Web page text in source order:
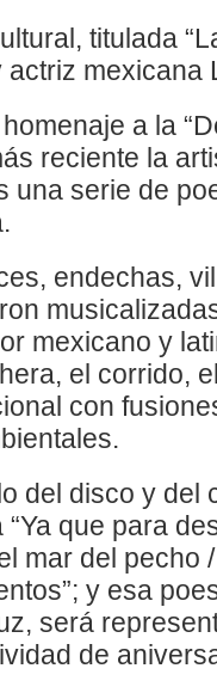
titulada
mexicana
a la
reciente la
una serie de
endechas,
mexicano y
el corrido,
con
del disco y
que para
mar del pecho
y esa
será
de